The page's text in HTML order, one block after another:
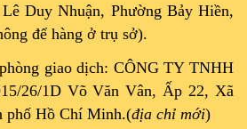
Duy Nhuận, Phường Bảy Hiền,
để hàng ở trụ sở).
giao dịch: CÔNG TY TNHH
26/1D Võ Văn Vân, Ấp 22, Xã
phố Hồ Chí Minh.(địa chỉ mới)